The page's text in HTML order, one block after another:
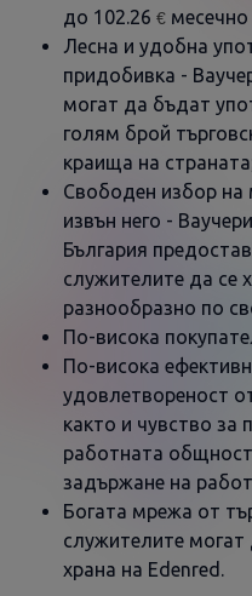
до 102.26 €
Лесна и удобна
придобивка -
могат да бъдат
голям брой
краища на
Свободен избор
извън него -
България
служителите да се
разнообразно по
По-висока
По-висока
удовлетвореност
както и чувство за
работната
задържане на
Богата мрежа от
служителите могат
храна на Edenred.